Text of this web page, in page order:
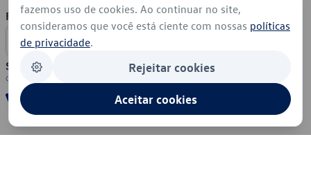
Formas de Pagamento
Segurança
fazemos uso de cookies. Ao continuar no site,
consideramos que você está ciente com nossas políticas
de privacidade.
Rejeitar cookies
Aceitar cookies